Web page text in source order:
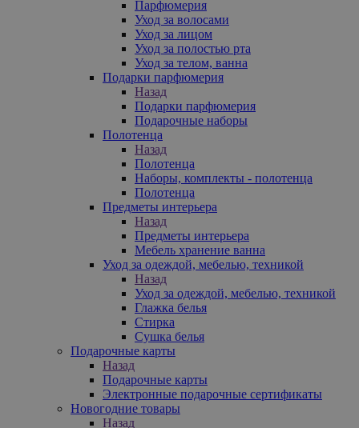
Парфюмерия
Уход за волосами
Уход за лицом
Уход за полостью рта
Уход за телом, ванна
Подарки парфюмерия
Назад
Подарки парфюмерия
Подарочные наборы
Полотенца
Назад
Полотенца
Наборы, комплекты - полотенца
Полотенца
Предметы интерьера
Назад
Предметы интерьера
Мебель хранение ванна
Уход за одеждой, мебелью, техникой
Назад
Уход за одеждой, мебелью, техникой
Глажка белья
Стирка
Сушка белья
Подарочные карты
Назад
Подарочные карты
Электронные подарочные сертификаты
Новогодние товары
Назад